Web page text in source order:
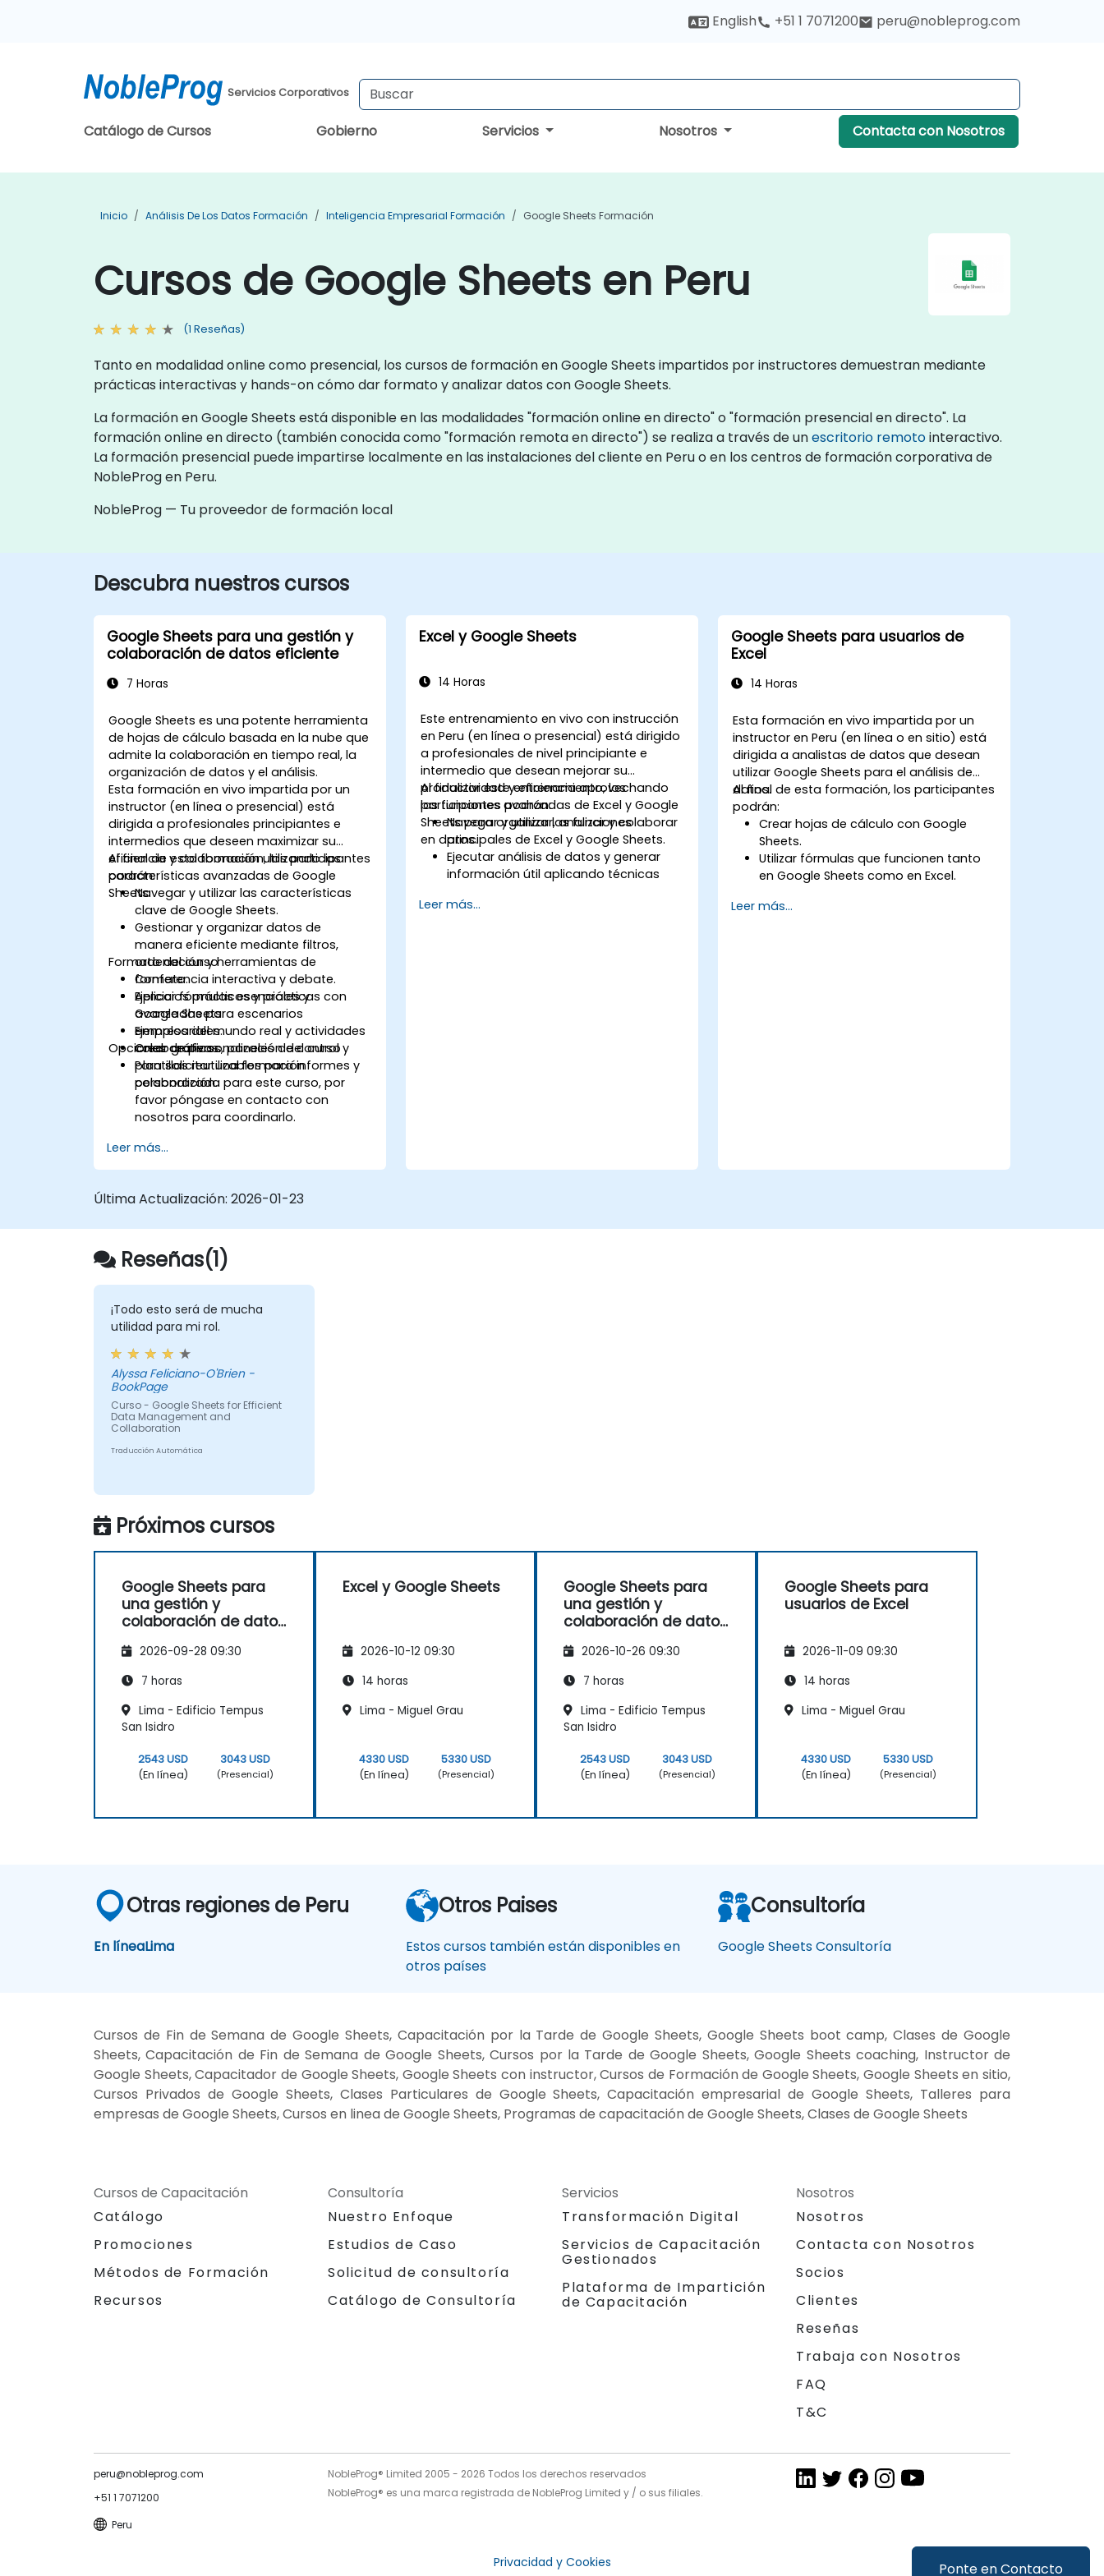
Ponte en Contacto
English +51 1 7071200 peru@nobleprog.com
Servicios Corporativos
Catálogo de Cursos Gobierno Servicios Nosotros Contacta con Nosotros
Inicio Análisis De Los Datos Formación Inteligencia Empresarial Formación Google Sheets Formación
Cursos de Google Sheets en Peru
(1 Reseñas)
Tanto en modalidad online como presencial, los cursos de formación en Google Sheets impartidos por instructores demuestran mediante
prácticas interactivas y hands-on cómo dar formato y analizar datos con Google Sheets.
La formación en Google Sheets está disponible en las modalidades "formación online en directo" o "formación presencial en directo". La
formación online en directo (también conocida como "formación remota en directo") se realiza a través de unescritorio remotointeractivo.
La formación presencial puede impartirse localmente en las instalaciones del cliente en Peru o en los centros de formación corporativa de
NobleProg en Peru.
NobleProg — Tu proveedor de formación local
Descubra nuestros cursos
Google Sheets para una gestión y
colaboración de datos eficiente
7 Horas
Google Sheets es una potente herramienta
de hojas de cálculo basada en la nube que
admite la colaboración en tiempo real, la
organización de datos y el análisis.
Esta formación en vivo impartida por un
instructor (en línea o presencial) está
dirigida a profesionales principiantes e
intermedios que deseen maximizar su
eficiencia y colaboración utilizando las
características avanzadas de Google
Sheets.
Al final de esta formación, los participantes
podrán:
Navegar y utilizar las características
clave de Google Sheets.
Gestionar y organizar datos de
manera eficiente mediante filtros,
ordenación y herramientas de
formato.
Aplicar fórmulas esenciales y
avanzadas para escenarios
empresariales.
Crear gráficos, paneles de control y
plantillas reutilizables para informes y
colaboración.
Formato del curso
Conferencia interactiva y debate.
Ejercicios prácticos y prácticas con
Google Sheets.
Ejemplos del mundo real y actividades
colaborativas.
Opciones de personalización del curso
Para solicitar una formación
personalizada para este curso, por
favor póngase en contacto con
nosotros para coordinarlo.
Leer más...
Excel y Google Sheets
14 Horas
Este entrenamiento en vivo con instrucción
en Peru (en línea o presencial) está dirigido
a profesionales de nivel principiante e
intermedio que desean mejorar su
productividad y eficiencia aprovechando
las funciones avanzadas de Excel y Google
Sheets para organizar, analizar y colaborar
en datos.
Al finalizar este entrenamiento, los
participantes podrán:
Navegar y utilizar las funciones
principales de Excel y Google Sheets.
Ejecutar análisis de datos y generar
información útil aplicando técnicas
Colaborar en tiempo real mediante
Leer más...
Google Sheets para usuarios de
Excel
14 Horas
Esta formación en vivo impartida por un
instructor en Peru (en línea o en sitio) está
dirigida a analistas de datos que desean
utilizar Google Sheets para el análisis de
datos.
Al final de esta formación, los participantes
podrán:
Crear hojas de cálculo con Google
Sheets.
Utilizar fórmulas que funcionen tanto
en Google Sheets como en Excel.
datos.
Leer más...
Última Actualización: 2026-01-23
Reseñas(1)
¡Todo esto será de mucha
utilidad para mi rol.
Alyssa Feliciano-O'Brien -
BookPage
Curso - Google Sheets for Efficient
Data Management and
Collaboration
Traducción Automática
Próximos cursos
Google Sheets para
una gestión y
colaboración de datos
2026-09-28 09:30
7 horas
Lima - Edificio Tempus
San Isidro
2543 USD
(En línea)
3043 USD
(Presencial)
Excel y Google Sheets
2026-10-12 09:30
14 horas
Lima - Miguel Grau
4330 USD
(En línea)
5330 USD
(Presencial)
Google Sheets para
una gestión y
colaboración de datos
2026-10-26 09:30
7 horas
Lima - Edificio Tempus
San Isidro
2543 USD
(En línea)
3043 USD
(Presencial)
Google Sheets para
usuarios de Excel
2026-11-09 09:30
14 horas
Lima - Miguel Grau
4330 USD
(En línea)
5330 USD
(Presencial)
Otras regiones de Peru
En líneaLima
Otros Paises
Estos cursos también están disponibles en
otros países
Consultoría
Google Sheets Consultoría
Cursos de Fin de Semana de Google Sheets, Capacitación por la Tarde de Google Sheets, Google Sheets boot camp, Clases de Google
Sheets, Capacitación de Fin de Semana de Google Sheets, Cursos por la Tarde de Google Sheets, Google Sheets coaching, Instructor de
Google Sheets, Capacitador de Google Sheets, Google Sheets con instructor, Cursos de Formación de Google Sheets, Google Sheets en sitio,
Cursos Privados de Google Sheets, Clases Particulares de Google Sheets, Capacitación empresarial de Google Sheets, Talleres para
empresas de Google Sheets, Cursos en linea de Google Sheets, Programas de capacitación de Google Sheets, Clases de Google Sheets
Cursos de Capacitación
Catálogo
Promociones
Métodos de Formación
Recursos
Consultoría
Nuestro Enfoque
Estudios de Caso
Solicitud de consultoría
Catálogo de Consultoría
Servicios
Transformación Digital
Servicios de Capacitación
Gestionados
Plataforma de Impartición
de Capacitación
Nosotros
Nosotros
Contacta con Nosotros
Socios
Clientes
Reseñas
Trabaja con Nosotros
FAQ
T&C
peru@nobleprog.com
+51 1 7071200
Peru
NobleProg® Limited 2005 - 2026 Todos los derechos reservados
NobleProg® es una marca registrada de NobleProg Limited y / o sus filiales.
Privacidad y Cookies